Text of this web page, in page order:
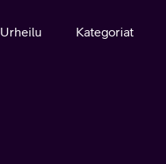
Urheilu Kategoriat